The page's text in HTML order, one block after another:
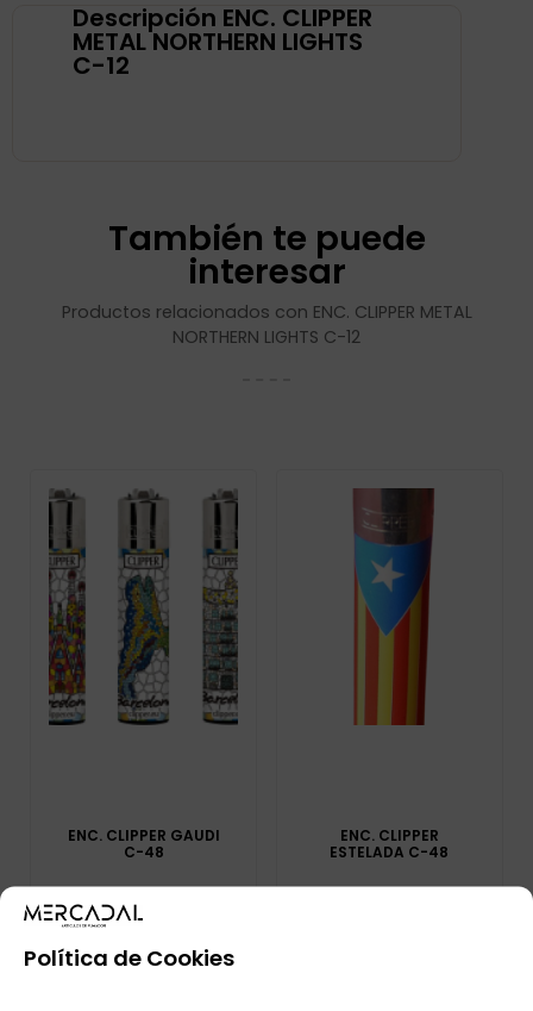
Política de Cookies
Descripción ENC. CLIPPER
METAL NORTHERN LIGHTS
C-12
También te puede
interesar
Productos relacionados con ENC. CLIPPER METAL
NORTHERN LIGHTS C-12
ENC. CLIPPER GAUDI
C-48
ENC. CLIPPER
ESTELADA C-48